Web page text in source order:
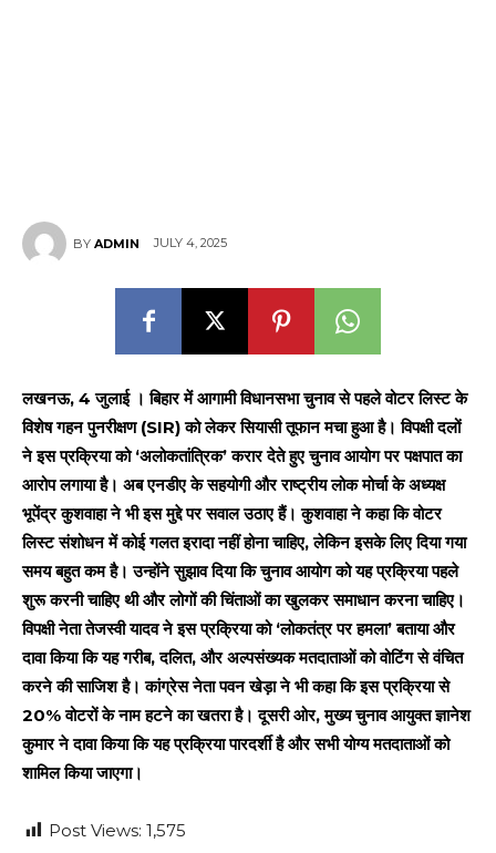
BY ADMIN JULY 4, 2025
लखनऊ, 4 जुलाई । बिहार में आगामी विधानसभा चुनाव से पहले वोटर लिस्ट के
विशेष गहन पुनरीक्षण (SIR) को लेकर सियासी तूफान मचा हुआ है। विपक्षी दलों
ने इस प्रक्रिया को ‘अलोकतांत्रिक’ करार देते हुए चुनाव आयोग पर पक्षपात का
आरोप लगाया है। अब एनडीए के सहयोगी और राष्ट्रीय लोक मोर्चा के अध्यक्ष
भूपेंद्र कुशवाहा ने भी इस मुद्दे पर सवाल उठाए हैं। कुशवाहा ने कहा कि वोटर
लिस्ट संशोधन में कोई गलत इरादा नहीं होना चाहिए, लेकिन इसके लिए दिया गया
समय बहुत कम है। उन्होंने सुझाव दिया कि चुनाव आयोग को यह प्रक्रिया पहले
शुरू करनी चाहिए थी और लोगों की चिंताओं का खुलकर समाधान करना चाहिए।
विपक्षी नेता तेजस्वी यादव ने इस प्रक्रिया को ‘लोकतंत्र पर हमला’ बताया और
दावा किया कि यह गरीब, दलित, और अल्पसंख्यक मतदाताओं को वोटिंग से वंचित
करने की साजिश है। कांग्रेस नेता पवन खेड़ा ने भी कहा कि इस प्रक्रिया से
20% वोटरों के नाम हटने का खतरा है। दूसरी ओर, मुख्य चुनाव आयुक्त ज्ञानेश
कुमार ने दावा किया कि यह प्रक्रिया पारदर्शी है और सभी योग्य मतदाताओं को
शामिल किया जाएगा।
Post Views: 1,575